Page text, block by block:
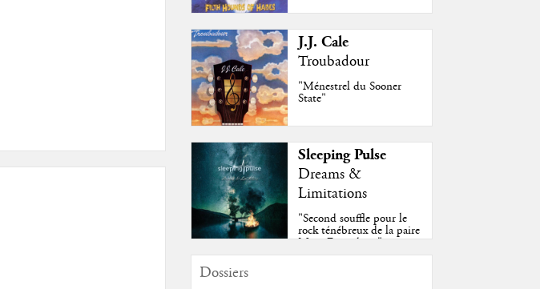
J.J. Cale
Troubadour
"Ménestrel du Sooner
State"
Sleeping Pulse
Dreams &
Limitations
"Second souffle pour le
rock ténébreux de la paire
Moss-Fazendeiro"
Dossiers